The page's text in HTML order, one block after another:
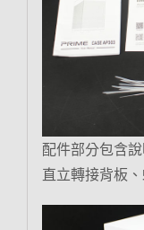
配件部分包含
直立轉接背板